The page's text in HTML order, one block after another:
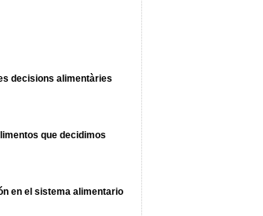
decisions alimentàries
que decidimos
en el sistema alimentario